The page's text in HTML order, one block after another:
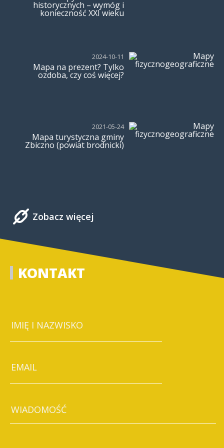
historycznych – wymóg i
konieczność XXI wieku
2024-10-11
Mapa na prezent? Tylko
ozdoba, czy coś więcej?
2021-05-24
Mapa turystyczna gminy
Zbiczno (powiat brodnicki)
Zobacz więcej
KONTAKT